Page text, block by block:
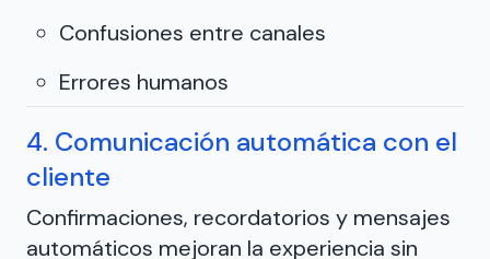
Confusiones entre canales
Errores humanos
4. Comunicación automática con el
cliente
Confirmaciones, recordatorios y mensajes
automáticos mejoran la experiencia sin